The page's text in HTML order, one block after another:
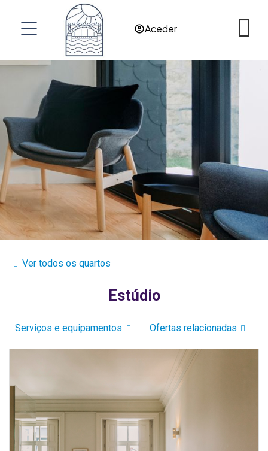
Aceder
Ver todos os quartos
Estúdio
Serviços e equipamentos Ofertas relacionadas